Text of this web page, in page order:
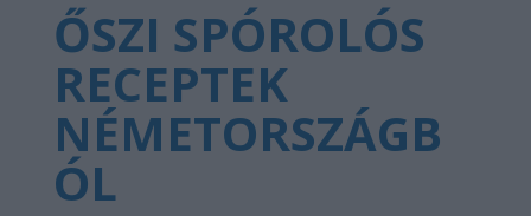
ŐSZI SPÓROLÓS
RECEPTEK
NÉMETORSZÁGB
ÓL